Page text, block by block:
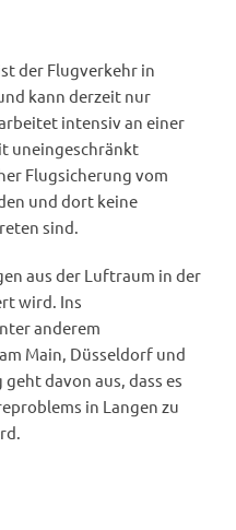
der Flugverkehr in
kann derzeit nur
intensiv an einer
uneingeschränkt
Flugsicherung vom
und dort keine
sind.
aus der Luftraum in der
wird. Ins
anderem
Main, Düsseldorf und
davon aus, dass es
in Langen zu